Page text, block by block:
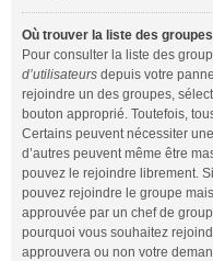
Où trouver la liste des
Pour consulter la liste des
d’utilisateurs depuis votre
rejoindre un des groupes,
bouton approprié. Toutefois,
Certains peuvent nécessiter
d’autres peuvent même être
pouvez le rejoindre librement.
pouvez rejoindre le groupe
approuvée par un chef de
pourquoi vous souhaitez
approuvera ou non votre